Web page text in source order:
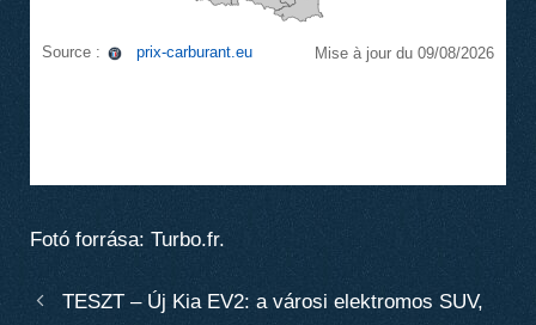
Fotó forrása: Turbo.fr.
TESZT – Új Kia EV2: a városi elektromos SUV,